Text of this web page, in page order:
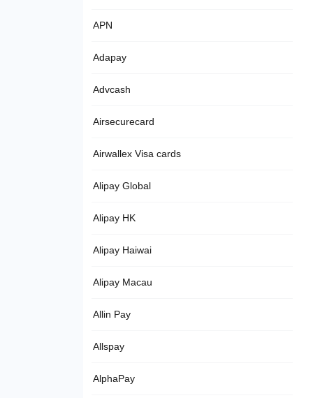
APN
Adapay
Advcash
Airsecurecard
Airwallex Visa cards
Alipay Global
Alipay HK
Alipay Haiwai
Alipay Macau
Allin Pay
Allspay
AlphaPay